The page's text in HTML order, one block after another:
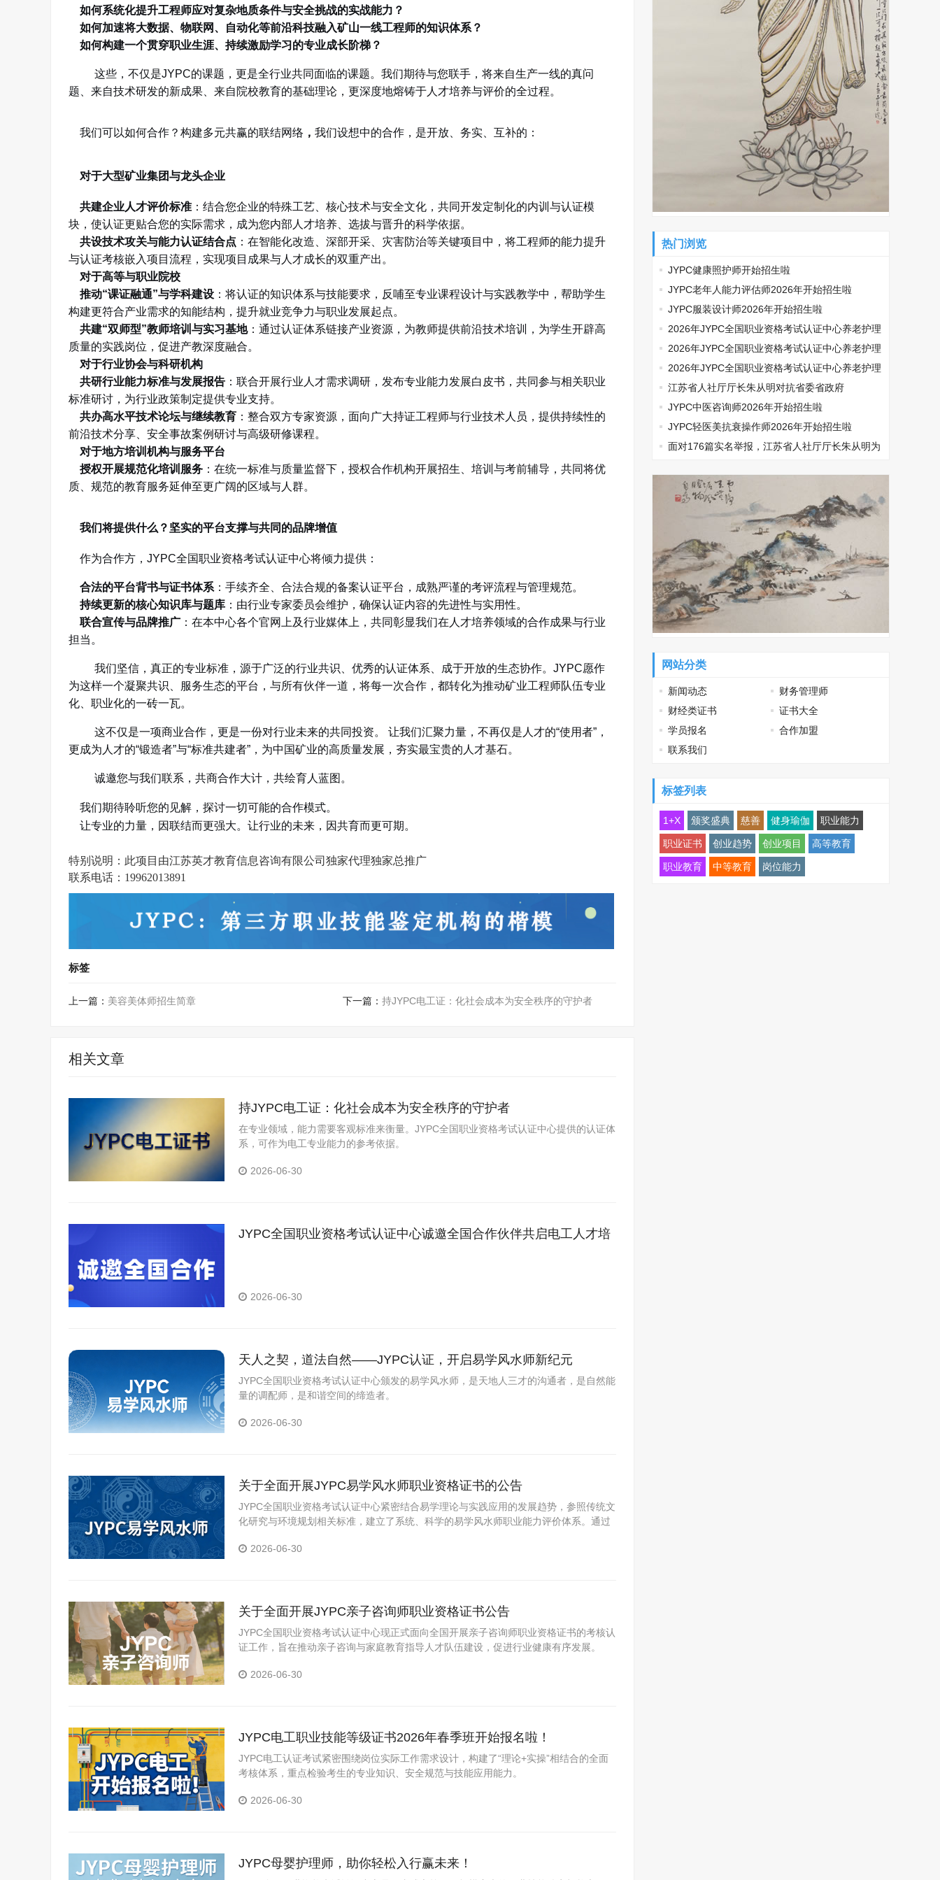
如何系统化提升工程师应对复杂地质条件与安全挑战的实战能力？
如何加速将大数据、物联网、自动化等前沿科技融入矿山一线工程师的知识体系？
如何构建一个贯穿职业生涯、持续激励学习的专业成长阶梯？
这些，不仅是JYPC的课题，更是全行业共同面临的课题。我们期待与您联手，将来自生产一线的真问
题、来自技术研发的新成果、来自院校教育的基础理论，更深度地熔铸于人才培养与评价的全过程。
我们可以如何合作？构建多元共赢的联结网络 ， 我们设想中的合作，是开放、务实、互补的：
对于大型矿业集团与龙头企业
共建企业人才评价标准 ：结合您企业的特殊工艺、核心技术与安全文化，共同开发定制化的内训与认证模
块，使认证更贴合您的实际需求，成为您内部人才培养、选拔与晋升的科学依据。
共设技术攻关与能力认证结合点 ：在智能化改造、深部开采、灾害防治等关键项目中，将工程师的能力提升
与认证考核嵌入项目流程，实现项目成果与人才成长的双重产出。
对于高等与职业院校
推动“课证融通”与学科建设 ：将认证的知识体系与技能要求，反哺至专业课程设计与实践教学中，帮助学生
构建更符合产业需求的知能结构，提升就业竞争力与职业发展起点。
共建“双师型”教师培训与实习基地：通过认证体系链接产业资源，为教师提供前沿技术培训，为学生开辟高
质量的实践岗位，促进产教深度融合。
对于行业协会与科研机构
共研行业能力标准与发展报告 ：联合开展行业人才需求调研，发布专业能力发展白皮书，共同参与相关职业
标准研讨，为行业政策制定提供专业支持。
共办高水平技术论坛与继续教育 ：整合双方专家资源，面向广大持证工程师与行业技术人员，提供持续性的
前沿技术分享、安全事故案例研讨与高级研修课程。
对于地方培训机构与服务平台
授权开展规范化培训服务 ：在统一标准与质量监督下，授权合作机构开展招生、培训与考前辅导，共同将优
质、规范的教育服务延伸至更广阔的区域与人群。
我们将提供什么？坚实的平台支撑与共同的品牌增值
作为合作方， JYPC全国职业资格考试认证中心将倾力提供：
合法的平台背书与证书体系 ：手续齐全、合法合规的备案认证平台，成熟严谨的考评流程与管理规范。
持续更新的核心知识库与题库 ：由行业专家委员会维护，确保认证内容的先进性与实用性。
联合宣传与品牌推广 ：在本中心各个官网上及行业媒体上，共同彰显我们在人才培养领域的合作成果与行业
担当。
我们坚信，真正的专业标准，源于广泛的行业共识、优秀的认证体系、成于开放的生态协作。JYPC愿作
为这样一个凝聚共识、服务生态的平台，与所有伙伴一道，将每一次合作，都转化为推动矿业工程师队伍专业
化、职业化的一砖一瓦。
这不仅是一项商业合作，更是一份对行业未来的共同投资。 让我们汇聚力量，不再仅是人才的“使用者” ，
更成为人才的“锻造者”与“标准共建者” ，为中国矿业的高质量发展，夯实最宝贵的人才基石。
诚邀您与我们联系，共商合作大计，共绘育人蓝图。
我们期待聆听您的见解，探讨一切可能的合作模式。
让专业的力量，因联结而更强大。让行业的未来，因共育而更可期。
特别说明： 此项目由江苏英才教育信息咨询有限公司独家代理独家总推广
联系电话：19962013891
标签
上一篇： 美容美体师招生简章 下一篇： 持JYPC电工证：化社会成本为安全秩序的守护者
相关文章
持JYPC电工证：化社会成本为安全秩序的守护者
在专业领域，能力需要客观标准来衡量。JYPC全国职业资格考试认证中心提供的认证体
系，可作为电工专业能力的参考依据。
2026-06-30
JYPC全国职业资格考试认证中心诚邀全国合作伙伴共启电工人才培
2026-06-30
天人之契，道法自然——JYPC认证，开启易学风水师新纪元
JYPC全国职业资格考试认证中心颁发的易学风水师，是天地人三才的沟通者，是自然能
量的调配师，是和谐空间的缔造者。
2026-06-30
关于全面开展JYPC易学风水师职业资格证书的公告
JYPC全国职业资格考试认证中心紧密结合易学理论与实践应用的发展趋势，参照传统文
化研究与环境规划相关标准，建立了系统、科学的易学风水师职业能力评价体系。通过
业道德进行客观、全面的评估，为其专业能力提供权威
2026-06-30
关于全面开展JYPC亲子咨询师职业资格证书公告
JYPC全国职业资格考试认证中心现正式面向全国开展亲子咨询师职业资格证书的考核认
证工作，旨在推动亲子咨询与家庭教育指导人才队伍建设，促进行业健康有序发展。
2026-06-30
JYPC电工职业技能等级证书2026年春季班开始报名啦！
JYPC电工认证考试紧密围绕岗位实际工作需求设计，构建了“理论+实操”相结合的全面
考核体系，重点检验考生的专业知识、安全规范与技能应用能力。
2026-06-30
JYPC母婴护理师，助你轻松入行赢未来！
热门浏览
JYPC健康照护师开始招生啦
JYPC老年人能力评估师2026年开始招生啦
JYPC服装设计师2026年开始招生啦
2026年JYPC全国职业资格考试认证中心养老护理
师开始报名啦
2026年JYPC全国职业资格考试认证中心养老护理
师开始报名啦
2026年JYPC全国职业资格考试认证中心养老护理
师开始报名啦
江苏省人社厅厅长朱从明对抗省委省政府
JYPC中医咨询师2026年开始招生啦
JYPC轻医美抗衰操作师2026年开始招生啦
面对176篇实名举报，江苏省人社厅厅长朱从明为
网站分类
新闻动态
财务管理师
财经类证书
证书大全
学员报名
合作加盟
联系我们
标签列表
1+X 颁奖盛典 慈善 健身瑜伽 职业能力
职业证书 创业趋势 创业项目 高等教育
职业教育 中等教育 岗位能力